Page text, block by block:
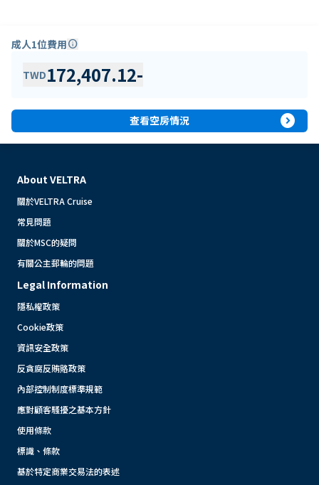
成人1位費用info
TWD172,407.12-
查看空房情況 expand_circle_right
About VELTRA
關於VELTRA Cruise
常見問題
關於MSC的疑問
有關公主郵輪的問題
Legal Information
隱私權政策
Cookie政策
資訊安全政策
反貪腐反賄賂政策
內部控制制度標準規範
應對顧客騷擾之基本方針
使用條款
標識、條款
基於特定商業交易法的表述